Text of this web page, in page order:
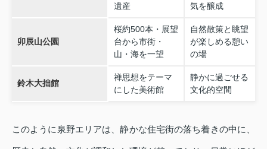
遺産
気を醸成
卯辰山公園
桜約500本・展望
台から市街・
山・海を一望
自然散策と眺望
が楽しめる憩い
の場
鈴木大拙館
禅思想をテーマ
にした美術館
静かに過ごせる
文化的空間
このように泉野エリアは、静かな住宅街の落ち着きの中に、